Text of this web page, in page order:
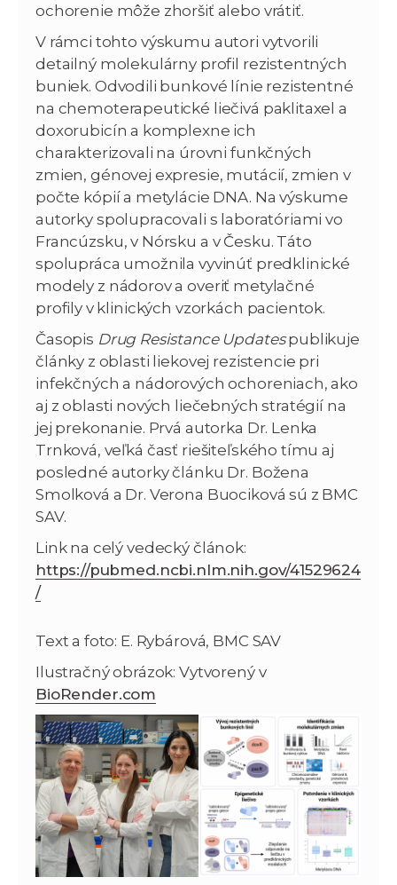
ochorenie môže zhoršiť alebo vrátiť.
V rámci tohto výskumu autori vytvorili
detailný molekulárny profil rezistentných
buniek. Odvodili bunkové línie rezistentné
na chemoterapeutické liečivá paklitaxel a
doxorubicín a komplexne ich
charakterizovali na úrovni funkčných
zmien, génovej expresie, mutácií, zmien v
počte kópií a metylácie DNA. Na výskume
autorky spolupracovali s laboratóriami vo
Francúzsku, v Nórsku a v Česku. Táto
spolupráca umožnila vyvinúť predklinické
modely z nádorov a overiť metylačné
profily v klinických vzorkách pacientok.
Časopis Drug Resistance Updatespublikuje
články z oblasti liekovej rezistencie pri
infekčných a nádorových ochoreniach, ako
aj z oblasti nových liečebných stratégií na
jej prekonanie. Prvá autorka Dr. Lenka
Trnková, veľká časť riešiteľského tímu aj
posledné autorky článku Dr. Božena
Smolková a Dr. Verona Buociková sú z BMC
SAV.
Link na celý vedecký článok:
https://pubmed.ncbi.nlm.nih.gov/41529624
/
Text a foto: E. Rybárová, BMC SAV
Ilustračný obrázok: Vytvorený v
BioRender.com